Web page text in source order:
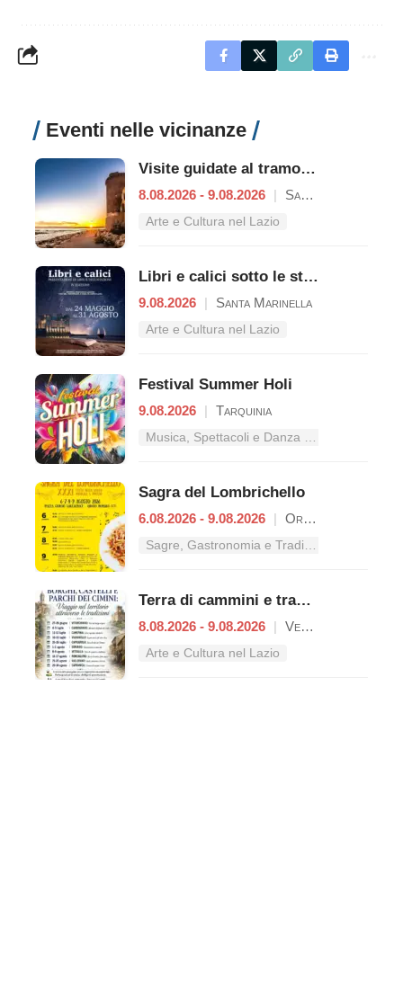
Eventi nelle vicinanze
Visite guidate al tramonto a Castello di Santa Severa
8.08.2026 - 9.08.2026 | Santa Marinella
Arte e Cultura nel Lazio
Libri e calici sotto le stelle del Castello
9.08.2026 | Santa Marinella
Arte e Cultura nel Lazio
Festival Summer Holi
9.08.2026 | Tarquinia
Sagra del Lombrichello
6.08.2026 - 9.08.2026 | Oriolo Romano
Terra di cammini e tradizioni
8.08.2026 - 9.08.2026 | Vetralla
Arte e Cultura nel Lazio